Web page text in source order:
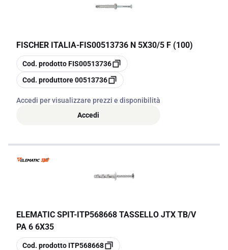
FISCHER ITALIA-FIS00513736 N 5X30/5 F (100)
copia
Cod. prodottoFIS00513736
copia
Cod. produttore00513736
Accedi per visualizzare prezzi e disponibilità
Accedi
ELEMATIC SPIT-ITP568668 TASSELLO JTX TB/V
PA 6 6X35
copia
Cod. prodotto ITP568668